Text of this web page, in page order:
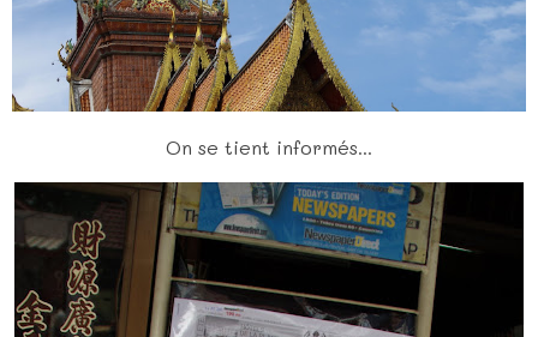
On se tient informés...